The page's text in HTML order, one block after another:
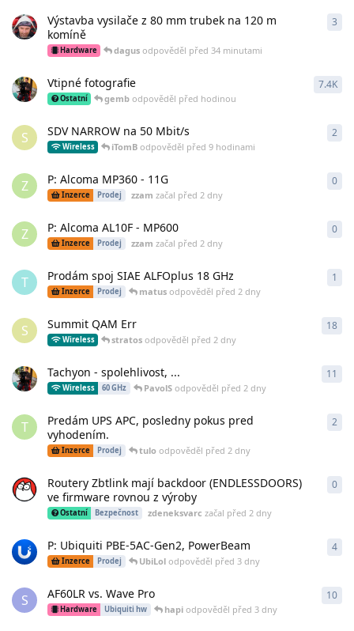
Výstavba vysilače z 80 mm trubek na 120 m
komíně
Hardware dagus odpověděl před 34 minutami
3
Vtipné fotografie
Ostatní gemb odpověděl před hodinou
7.4K
S SDV NARROW na 50 Mbit/s
Wireless iTomB odpověděl před 9 hodinami
2
Z P: Alcoma MP360 - 11G
Inzerce Prodej zzam začal před 2 dny
0
Z P: Alcoma AL10F - MP600
Inzerce Prodej zzam začal před 2 dny
0
T Prodám spoj SIAE ALFOplus 18 GHz
Inzerce Prodej matusodpověděl před 2 dny
1
S Summit QAM Err
Wireless stratos odpověděl před 2 dny
18
Tachyon - spolehlivost, ...
Wireless 60 GHz PavolSodpověděl před 2 dny
11
T
Predám UPS APC, posledny pokus pred
vyhodením.
Inzerce Prodej tulo odpověděl před 2 dny
2
Routery Zbtlink mají backdoor (ENDLESSDOORS)
ve firmware rovnou z výroby
Ostatní Bezpečnost zdeneksvarc začal před 2 dny
0
P: Ubiquiti PBE-5AC-Gen2, PowerBeam
Inzerce Prodej UbiLolodpověděl před 3 dny
4
S AF60LR vs. Wave Pro
Hardware Ubiquiti hw hapiodpověděl před 3 dny
10